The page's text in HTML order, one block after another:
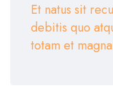
Et natus sit
debitis quo
totam et